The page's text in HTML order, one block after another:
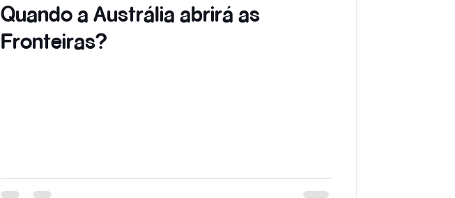
Quando a Austrália abrirá as
Fronteiras?